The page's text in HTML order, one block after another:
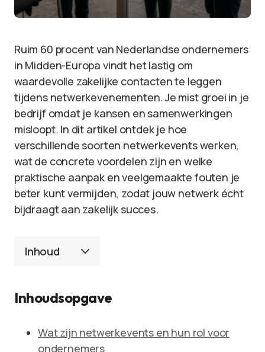
Ruim 60 procent van Nederlandse ondernemers
in Midden-Europa vindt het lastig om
waardevolle zakelijke contacten te leggen
tijdens netwerkevenementen. Je mist groei in je
bedrijf omdat je kansen en samenwerkingen
misloopt. In dit artikel ontdek je hoe
verschillende soorten netwerkevents werken,
wat de concrete voordelen zijn en welke
praktische aanpak en veelgemaakte fouten je
beter kunt vermijden, zodat jouw netwerk écht
bijdraagt aan zakelijk succes.
Inhoud
Inhoudsopgave
Wat zijn netwerkevents en hun rol voor
ondernemers